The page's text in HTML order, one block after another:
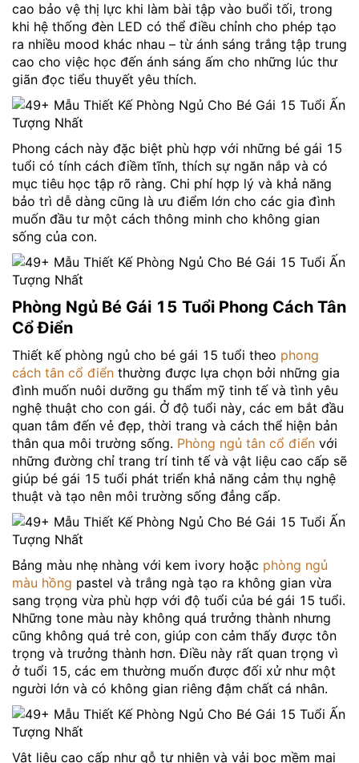
cao bảo vệ thị lực khi làm bài tập vào buổi tối, trong
khi hệ thống đèn LED có thể điều chỉnh cho phép tạo
ra nhiều mood khác nhau – từ ánh sáng trắng tập trung
cao cho việc học đến ánh sáng ấm cho những lúc thư
giãn đọc tiểu thuyết yêu thích.
Phong cách này đặc biệt phù hợp với những bé gái 15
tuổi có tính cách điềm tĩnh, thích sự ngăn nắp và có
mục tiêu học tập rõ ràng. Chi phí hợp lý và khả năng
bảo trì dễ dàng cũng là ưu điểm lớn cho các gia đình
muốn đầu tư một cách thông minh cho không gian
sống của con.
Phòng Ngủ Bé Gái 15 Tuổi Phong Cách Tân
Cổ Điển
Thiết kế phòng ngủ cho bé gái 15 tuổi theo phong
cách tân cổ điển thường được lựa chọn bởi những gia
đình muốn nuôi dưỡng gu thẩm mỹ tinh tế và tình yêu
nghệ thuật cho con gái. Ở độ tuổi này, các em bắt đầu
quan tâm đến vẻ đẹp, thời trang và cách thể hiện bản
thân qua môi trường sống. Phòng ngủ tân cổ điển với
những đường chỉ trang trí tinh tế và vật liệu cao cấp sẽ
giúp bé gái 15 tuổi phát triển khả năng cảm thụ nghệ
thuật và tạo nên môi trường sống đẳng cấp.
Bảng màu nhẹ nhàng với kem ivory hoặc phòng ngủ
màu hồng pastel và trắng ngà tạo ra không gian vừa
sang trọng vừa phù hợp với độ tuổi của bé gái 15 tuổi.
Những tone màu này không quá trưởng thành nhưng
cũng không quá trẻ con, giúp con cảm thấy được tôn
trọng và trưởng thành hơn. Điều này rất quan trọng vì
ở tuổi 15, các em thường muốn được đối xử như một
người lớn và có không gian riêng đậm chất cá nhân.
Vật liệu cao cấp như gỗ tự nhiên và vải bọc mềm mại